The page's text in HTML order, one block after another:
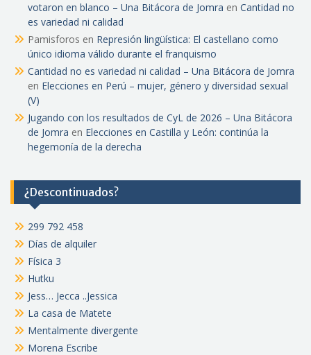
votaron en blanco – Una Bitácora de Jomra en Cantidad no
es variedad ni calidad
Pamisforos en Represión lingüística: El castellano como
único idioma válido durante el franquismo
Cantidad no es variedad ni calidad – Una Bitácora de Jomra
en Elecciones en Perú – mujer, género y diversidad sexual
(V)
Jugando con los resultados de CyL de 2026 – Una Bitácora
de Jomra en Elecciones en Castilla y León: continúa la
hegemonía de la derecha
¿Descontinuados?
299 792 458
Días de alquiler
Física 3
Hutku
Jess… Jecca ..Jessica
La casa de Matete
Mentalmente divergente
Morena Escribe